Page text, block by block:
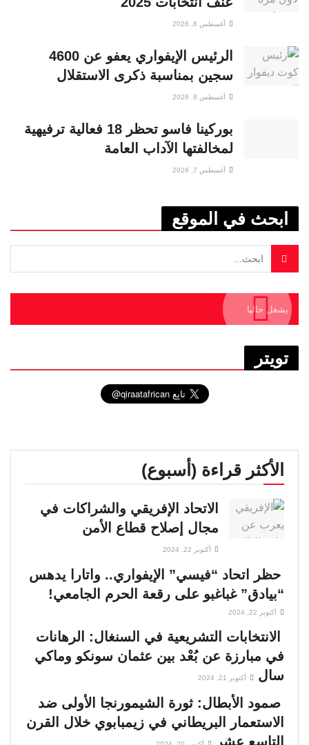
أغسطس 8, 2026
الرئيس الإيفواري يعفو عن 4600
سجين بمناسبة ذكرى الاستقلال
أغسطس 8, 2026
بوركينا فاسو تحظر 18 فعالية ترفيهية
لمخالفتها الآداب العامة
أغسطس 7, 2026
ابحث في الموقع
يشغل حاليا
تويتر
الأكثر قراءة (أسبوع)
الاتحاد الإفريقي والشراكات في
مجال إصلاح قطاع الأمن
أكتوبر 22, 2024
حظر اتحاد “فيسي” الإيفواري.. واتارا يدهس
“بيادق” غباغبو على رقعة الحرم الجامعي!
أكتوبر 22, 2024
الانتخابات التشريعية في السنغال: الرهانات
في مبارزة عن بُعْد بين عثمان سونكو وماكي
سال
أكتوبر 21, 2024
صمود الأبطال: ثورة الشيمورنجا الأولى ضد
الاستعمار البريطاني في زيمبابوي خلال القرن
التاسع عشر